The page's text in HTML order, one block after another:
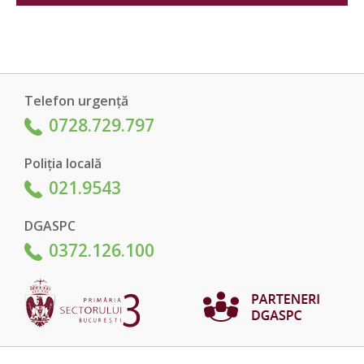
Telefon urgență
0728.729.797
Poliția locală
021.9543
DGASPC
0372.126.100